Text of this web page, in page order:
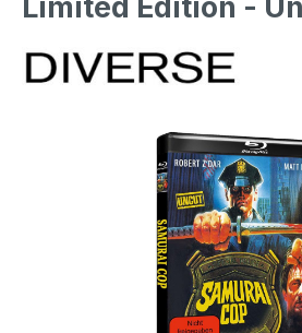
Limited Edition -
Bildergalerie überspringen